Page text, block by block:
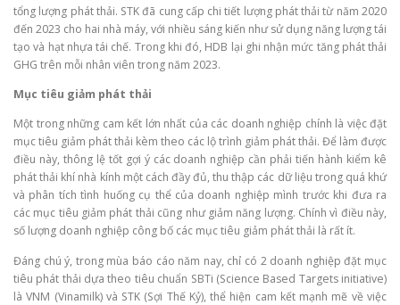
tổng lượng phát thải. STK đã cung cấp chi tiết lượng phát thải từ năm 2020
đến 2023 cho hai nhà máy, với nhiều sáng kiến như sử dụng năng lượng tái
tạo và hạt nhựa tái chế. Trong khi đó, HDB lại ghi nhận mức tăng phát thải
GHG trên mỗi nhân viên trong năm 2023.
Mục tiêu giảm phát thải
Một trong những cam kết lớn nhất của các doanh nghiệp chính là việc đặt
mục tiêu giảm phát thải kèm theo các lộ trình giảm phát thải. Để làm được
điều này, thông lệ tốt gợi ý các doanh nghiệp cần phải tiến hành kiểm kê
phát thải khí nhà kính một cách đầy đủ, thu thập các dữ liệu trong quá khứ
và phân tích tình huống cụ thể của doanh nghiệp mình trước khi đưa ra
các mục tiêu giảm phát thải cũng như giảm năng lượng. Chính vì điều này,
số lượng doanh nghiệp công bố các mục tiêu giảm phát thải là rất ít.
Đáng chú ý, trong mùa báo cáo năm nay, chỉ có 2 doanh nghiệp đặt mục
tiêu phát thải dựa theo tiêu chuẩn SBTi (Science Based Targets initiative)
là VNM (Vinamilk) và STK (Sợi Thế Kỷ), thể hiện cam kết mạnh mẽ về việc